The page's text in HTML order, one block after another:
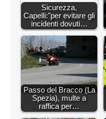
Sicurezza,
Capelli:"per evitare gli
incidenti dovuti…
Passo del Bracco (La
Spezia), multe a
raffica per…